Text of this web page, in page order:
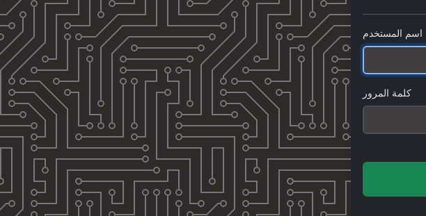
اسم المستخدم
كلمة المرور